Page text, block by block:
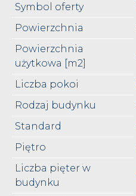
Symbol oferty
Powierzchnia
Powierzchnia
użytkowa [m2]
Liczba pokoi
Rodzaj budynku
Standard
Piętro
Liczba pięter w
budynku